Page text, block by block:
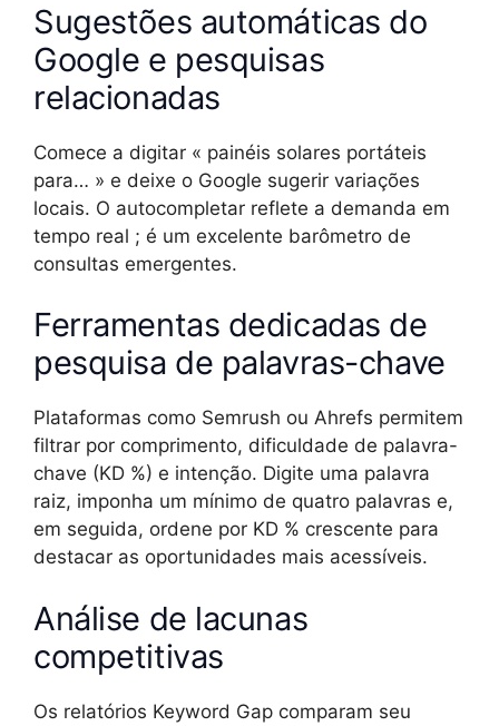
Sugestões automáticas do
Google e pesquisas
relacionadas
Comece a digitar « painéis solares portáteis
para… » e deixe o Google sugerir variações
locais. O autocompletar reflete a demanda em
tempo real ; é um excelente barômetro de
consultas emergentes.
Ferramentas dedicadas de
pesquisa de palavras-chave
Plataformas como Semrush ou Ahrefs permitem
filtrar por comprimento, dificuldade de palavra-
chave (KD %) e intenção. Digite uma palavra
raiz, imponha um mínimo de quatro palavras e,
em seguida, ordene por KD % crescente para
destacar as oportunidades mais acessíveis.
Análise de lacunas
competitivas
Os relatórios Keyword Gap comparam seu